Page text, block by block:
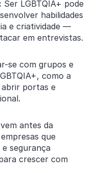
Ser LGBTQIA+ pode
habilidades
e criatividade —
em entrevistas.
se com grupos e
como a
portas e
antes da
que
segurança
crescer com